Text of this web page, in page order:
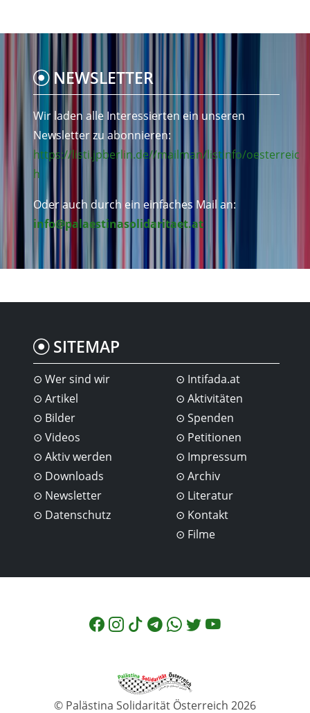
NEWSLETTER
Wir laden alle Interessierten ein unseren
Newsletter zu abonnieren:
https://listi.jpberlin.de//mailman/listinfo/oesterreic
h
Oder auch durch ein einfaches Mail an:
info@palaestinasolidaritaet.at
SITEMAP
Wer sind wir
Artikel
Bilder
Videos
Intifada.at
Aktivitäten
Spenden
Petitionen
Aktiv werden
Downloads
Newsletter
Datenschutz
Impressum
Archiv
Literatur
Kontakt
Filme
© Palästina Solidarität Österreich 2026